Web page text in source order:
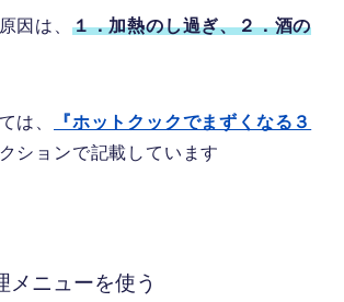
因は、 １．加熱のし過ぎ、２．酒の
は、
『ホットクックでまずくなる３
ションで記載しています
メニューを使う